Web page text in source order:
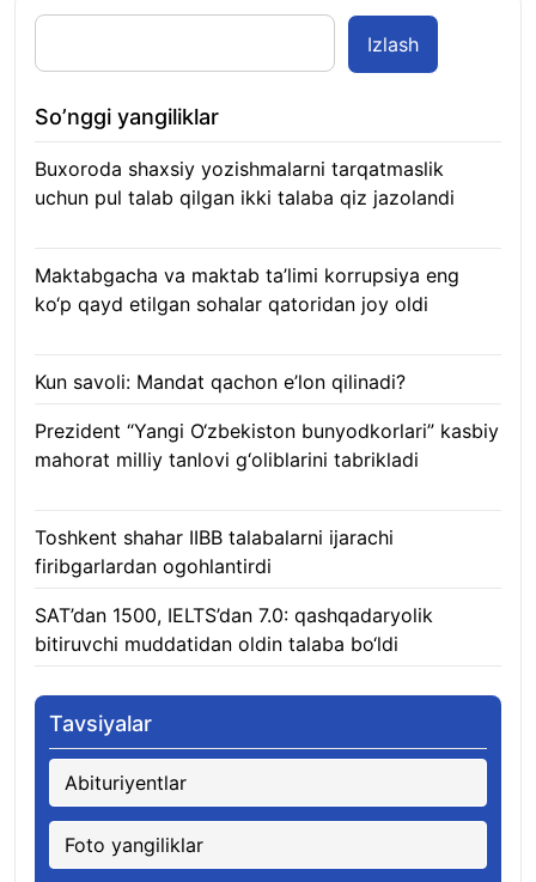
Izlash
So’nggi yangiliklar
Buxoroda shaxsiy yozishmalarni tarqatmaslik
uchun pul talab qilgan ikki talaba qiz jazolandi
Maktabgacha va maktab ta’limi korrupsiya eng
ko‘p qayd etilgan sohalar qatoridan joy oldi
Kun savoli: Mandat qachon e’lon qilinadi?
Prezident “Yangi O‘zbekiston bunyodkorlari” kasbiy
mahorat milliy tanlovi g‘oliblarini tabrikladi
Toshkent shahar IIBB talabalarni ijarachi
firibgarlardan ogohlantirdi
SAT’dan 1500, IELTS’dan 7.0: qashqadaryolik
bitiruvchi muddatidan oldin talaba bo‘ldi
Tavsiyalar
Abituriyentlar
Foto yangiliklar